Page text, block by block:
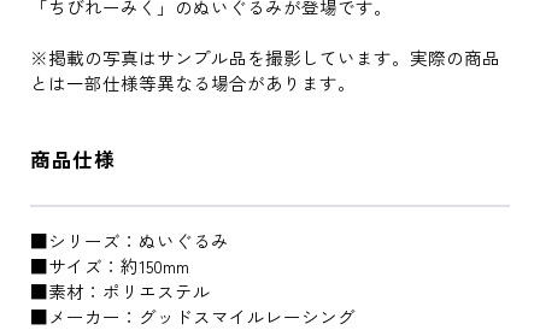
「ちびれーみく」のぬいぐるみが登場です。
※掲載の写真はサンプル品を撮影しています。実際の商品
とは一部仕様等異なる場合があります。
商品仕様
■シリーズ：ぬいぐるみ
■サイズ：約150mm
■素材：ポリエステル
■メーカー：グッドスマイルレーシング